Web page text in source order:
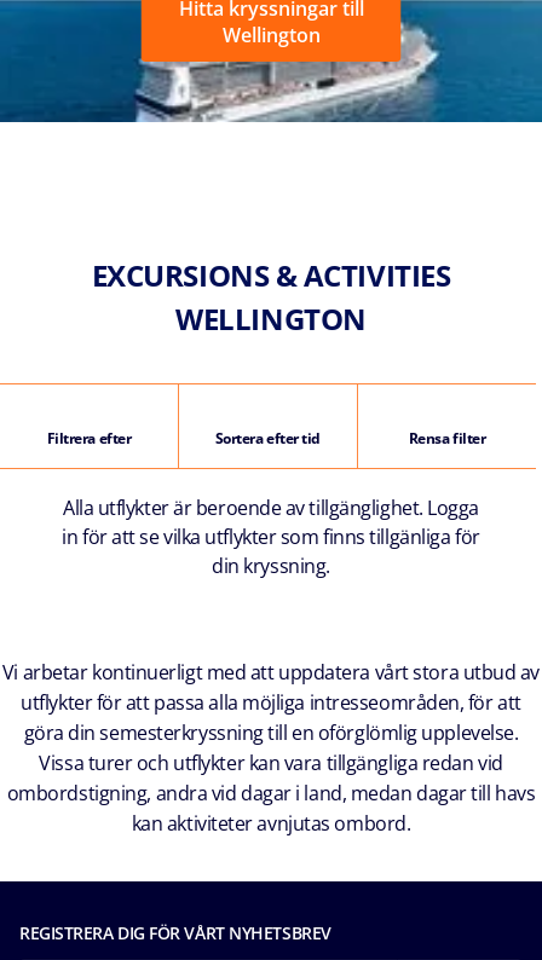
Hitta kryssningar till
Wellington
EXCURSIONS & ACTIVITIES
WELLINGTON
Filtrera efter Sortera efter tid Rensa filter
Alla utflykter är beroende av tillgänglighet. Logga
in för att se vilka utflykter som finns tillgänliga för
din kryssning.
Vi arbetar kontinuerligt med att uppdatera vårt stora utbud av
utflykter för att passa alla möjliga intresseområden, för att
göra din semesterkryssning till en oförglömlig upplevelse.
Vissa turer och utflykter kan vara tillgängliga redan vid
ombordstigning, andra vid dagar i land, medan dagar till havs
kan aktiviteter avnjutas ombord.
REGISTRERA DIG FÖR VÅRT NYHETSBREV